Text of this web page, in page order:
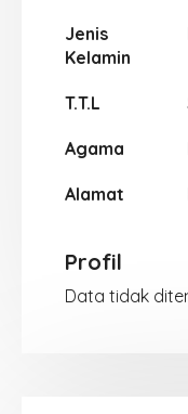
Jenis
Kelamin
T.T.L
Agama
Alamat
Profil
Data tidak